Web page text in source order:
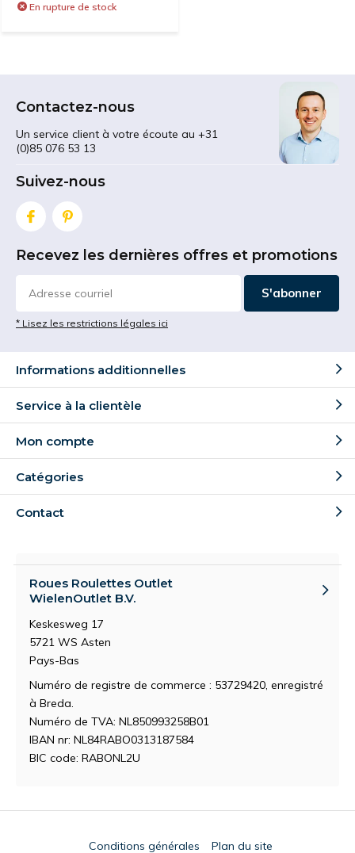
En rupture de stock
Contactez-nous
Un service client à votre écoute au +31
(0)85 076 53 13
Suivez-nous
Recevez les dernières offres et promotions
S'abonner
* Lisez les restrictions légales ici
Informations additionnelles
Service à la clientèle
Mon compte
Catégories
Contact
Roues Roulettes Outlet
WielenOutlet B.V.
Keskesweg 17
5721 WS Asten
Pays-Bas
Numéro de registre de commerce : 53729420, enregistré
à Breda.
Numéro de TVA: NL850993258B01
IBAN nr: NL84RABO0313187584
BIC code: RABONL2U
Conditions générales Plan du site